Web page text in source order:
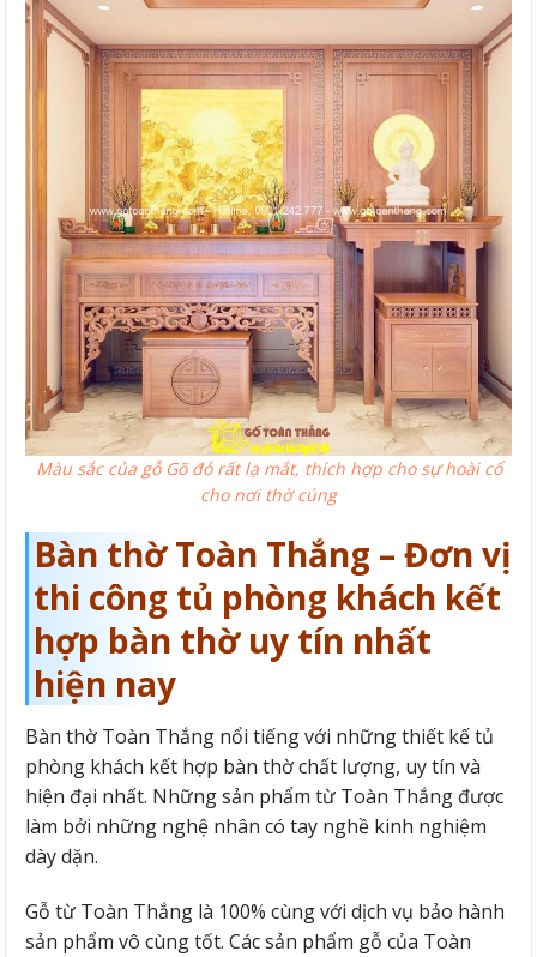
Màu sắc của gỗ Gõ đỏ rất lạ mắt, thích hợp cho sự hoài cổ
cho nơi thờ cúng
Bàn thờ Toàn Thắng – Đơn vị
thi công tủ phòng khách kết
hợp bàn thờ uy tín nhất
hiện nay
Bàn thờ Toàn Thắng nổi tiếng với những thiết kế tủ
phòng khách kết hợp bàn thờ chất lượng, uy tín và
hiện đại nhất. Những sản phẩm từ Toàn Thắng được
làm bởi những nghệ nhân có tay nghề kinh nghiệm
dày dặn.
Gỗ từ Toàn Thắng là 100% cùng với dịch vụ bảo hành
sản phẩm vô cùng tốt. Các sản phẩm gỗ của Toàn